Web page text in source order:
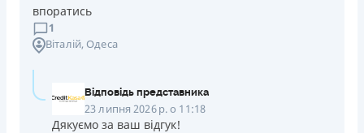
впоратись
1
Віталій, Одеса
Відповідь представника
23 липня 2026 р. о 11:18
Дякуємо за ваш відгук!